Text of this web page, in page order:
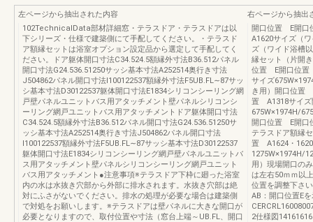
左ページから抽出された内容
102TechnicalData部材詳細窓・テラスドア・テラスドアは以
下シリーズ・仕様で建築側にて手配してください。・テラスド
ア額縁セットは浴室オプション設定品から選定して手配してく
ださい。ドア躯体開口寸法C34.524.5額縁外寸法B36.512パネル
開口寸法G24.536.51250サッシ基本寸法A252514奥行き寸法
J504862パネル開口寸法I100122537額縁外寸法F5UB.FL∼87サッ
シ基本寸法D30122537躯体開口寸法E1834シリコンシーリング網
戸壁パネルユニットバス用アタッチメント壁パネルシリコンシ
ーリング網戸ユニットバス用アタッチメントドア躯体開口寸法
C34.524.5額縁外寸法B36.512パネル開口寸法G24.536.51250サ
ッシ基本寸法A252514奥行き寸法J504862パネル開口寸法
I100122537額縁外寸法F5UB.FL∼87サッシ基本寸法D30122537
躯体開口寸法E1834シリコンシーリング網戸壁パネルユニットバ
ス用アタッチメント壁パネルシリコンシーリング網戸ユニット
バス用アタッチメント●注意事項※テラスドア下枠に廻った浴室
内の水は水抜き穴部から外部に排水されます。水抜き穴部は絶
対にふさがないでください。排水の処理が必要な場合は建築側
で対処をお願いします。※テラスドアは壁パネルに大きな開口が
必要となりますので、取付位置や寸法（窓台上端～UB.FL、開口
右ページから抽出
開口位置 E開
A1620サイズ（
ズ（ワイド浴槽
縁セット（片開
位置 E開口位置
サイズ
き用）開口位置
置 A1318サイ
675W×1974H/
開口位置 E開口
テラスドア額縁
置 A1624・1620
1275W×1974H/
用）現場開口の
は左右50ｍｍ以
位置を調整下さ
AB：開口位置E
2仕様図